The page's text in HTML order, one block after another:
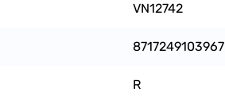
VN12742
8717249103967
R